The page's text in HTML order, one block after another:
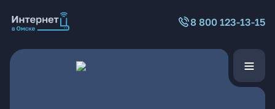
8 800 123-13-15